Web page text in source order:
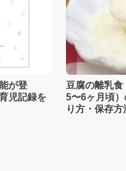
が登
児記録を
豆腐の離乳
5〜6ヶ月頃
り方・保存